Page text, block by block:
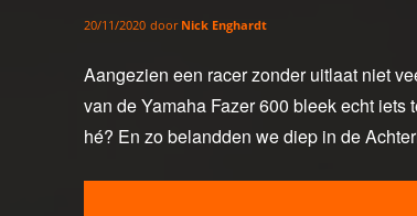
20/11/2020 door Nick Enghardt
Aangezien een racer zonder uitlaat niet
van de Yamaha Fazer 600 bleek echt
hé? En zo belandden we diep in de